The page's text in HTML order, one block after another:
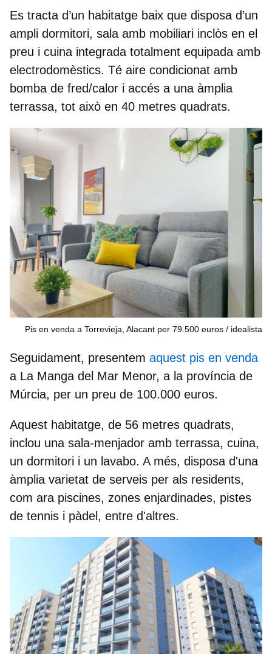
Es tracta d’un habitatge baix que disposa d’un
ampli dormitori, sala amb mobiliari inclòs en el
preu i cuina integrada totalment equipada amb
electrodomèstics. Té aire condicionat amb
bomba de fred/calor i accés a una àmplia
terrassa, tot això en 40 metres quadrats.
Pis en venda a Torrevieja, Alacant per 79.500 euros / idealista
Seguidament, presentem aquest pis en venda
a La Manga del Mar Menor, a la província de
Múrcia, per un preu de 100.000 euros.
Aquest habitatge, de 56 metres quadrats,
inclou una sala-menjador amb terrassa, cuina,
un dormitori i un lavabo. A més, disposa d'una
àmplia varietat de serveis per als residents,
com ara piscines, zones enjardinades, pistes
de tennis i pàdel, entre d'altres.